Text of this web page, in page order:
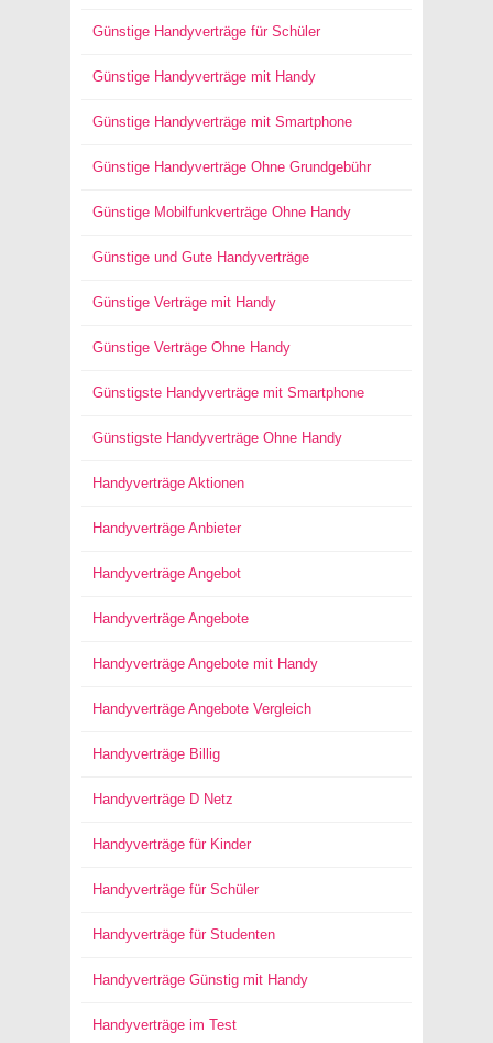
Günstige Handyverträge für Schüler
Günstige Handyverträge mit Handy
Günstige Handyverträge mit Smartphone
Günstige Handyverträge Ohne Grundgebühr
Günstige Mobilfunkverträge Ohne Handy
Günstige und Gute Handyverträge
Günstige Verträge mit Handy
Günstige Verträge Ohne Handy
Günstigste Handyverträge mit Smartphone
Günstigste Handyverträge Ohne Handy
Handyverträge Aktionen
Handyverträge Anbieter
Handyverträge Angebot
Handyverträge Angebote
Handyverträge Angebote mit Handy
Handyverträge Angebote Vergleich
Handyverträge Billig
Handyverträge D Netz
Handyverträge für Kinder
Handyverträge für Schüler
Handyverträge für Studenten
Handyverträge Günstig mit Handy
Handyverträge im Test